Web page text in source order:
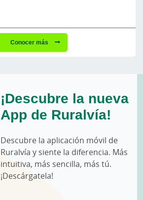
Conocer más
¡Descubre la nueva
App de Ruralvía!
Descubre la aplicación móvil de
Ruralvía y siente la diferencia. Más
intuitiva, más sencilla, más tú.
¡Descárgatela!